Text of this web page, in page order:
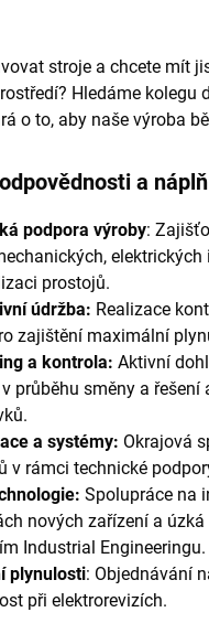
stroje a chcete mít
Hledáme kolegu
o to, aby naše výroba
a
podpora výroby:
prostojů.
údržba: Realizace
zajištění maximální
a kontrola: Aktivní
průběhu směny a řešení
a systémy: Okrajová
v rámci technické
Spolupráce na
nových zařízení a úzká
Industrial Engineeringu.
plynulosti: Objednávání
při elektrorevizích.